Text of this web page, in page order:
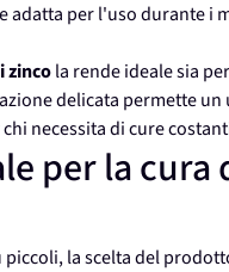
per l'uso durante i
zincola rende ideale sia
delicata permette
necessita di cure
per la
la scelta del